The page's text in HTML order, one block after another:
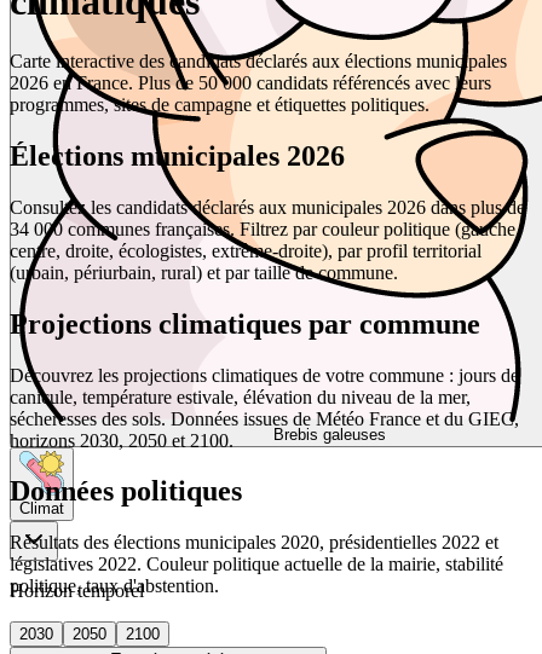
Brebis galeuses
Climat
Horizon temporel
2030 2050
2100
Carte interactive des candidats déclarés aux élections municipales
2026 en France. Plus de 50 000 candidats référencés avec leurs
programmes, sites de campagne et étiquettes politiques.
Élections municipales 2026
Consultez les candidats déclarés aux municipales 2026 dans plus de
34 000 communes françaises. Filtrez par couleur politique (gauche,
centre, droite, écologistes, extrême-droite), par profil territorial
(urbain, périurbain, rural) et par taille de commune.
Projections climatiques par commune
Découvrez les projections climatiques de votre commune : jours de
canicule, température estivale, élévation du niveau de la mer,
sécheresses des sols. Données issues de Météo France et du GIEC,
horizons 2030, 2050 et 2100.
Données politiques
Résultats des élections municipales 2020, présidentielles 2022 et
législatives 2022. Couleur politique actuelle de la mairie, stabilité
politique, taux d'abstention.